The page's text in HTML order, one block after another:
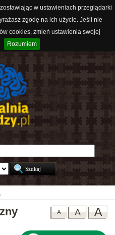
w ustawieniach przeglądarki
zgodę na ich użycie. Jeśli nie
cookies, zmień ustawienia swojej
Rozumiem
A
A
A